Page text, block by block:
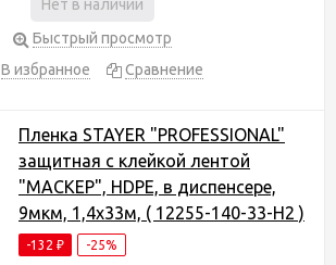
Нет в наличии
Быстрый просмотр
В избранное
Сравнение
Пленка STAYER "PROFESSIONAL"
защитная с клейкой лентой
"МАСКЕР", HDPE, в диспенсере,
9мкм, 1,4х33м, ( 12255-140-33-H2 )
-132 ₽ -25%